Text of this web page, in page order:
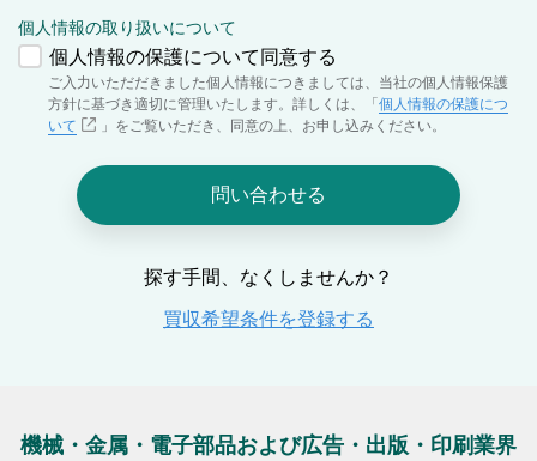
機械・金属・電子部品および広告・出版・印刷業界